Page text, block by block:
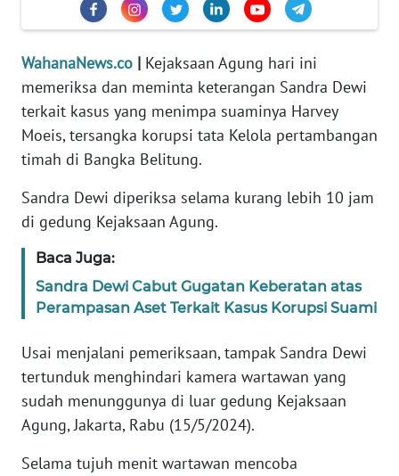
WahanaNews.co | Kejaksaan Agung hari ini
memeriksa dan meminta keterangan Sandra Dewi
terkait kasus yang menimpa suaminya Harvey
Moeis, tersangka korupsi tata Kelola pertambangan
timah di Bangka Belitung.
Sandra Dewi diperiksa selama kurang lebih 10 jam
di gedung Kejaksaan Agung.
Baca Juga:
Sandra Dewi Cabut Gugatan Keberatan atas
Perampasan Aset Terkait Kasus Korupsi Suami
Usai menjalani pemeriksaan, tampak Sandra Dewi
tertunduk menghindari kamera wartawan yang
sudah menunggunya di luar gedung Kejaksaan
Agung, Jakarta, Rabu (15/5/2024).
Selama tujuh menit wartawan mencoba
OLAHRAGA
OPINI
EDITORIAL
Informasi
INDEKS
BERITA
KONTAK
KAMI
IKLAN
TENTANG
PEDOMAN